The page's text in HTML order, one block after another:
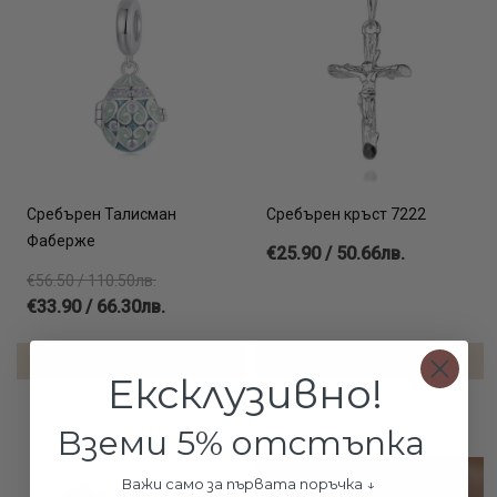
Сребърен Талисман
Фаберже
€56.50 / 110.50лв.
€33.90 / 66.30лв.
Сребърен кръст 7222
€25.90 / 50.66лв.
ДОБАВИ В КОЛИЧКАТА
Ексклузивно!
Вземи 5% отстъпка
Важи само за първата поръчка ↓